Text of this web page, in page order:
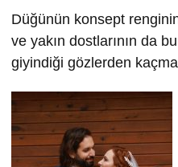
Düğünün konsept
ve yakın dostlarının da
giyindiği gözlerden